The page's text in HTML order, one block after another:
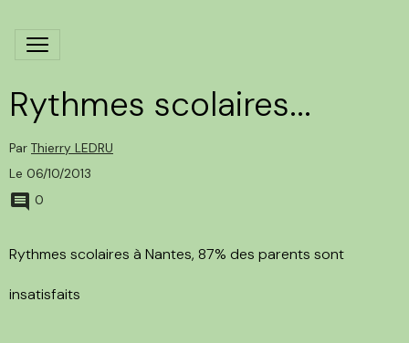
Rythmes scolaires...
Par Thierry LEDRU
Le 06/10/2013
0
Rythmes scolaires à Nantes, 87% des parents sont
insatisfaits